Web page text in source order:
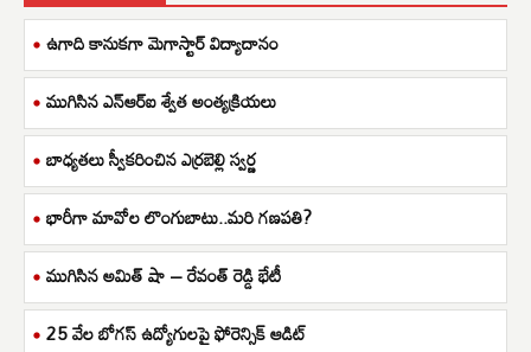
ఉగాది కానుకగా మెగాస్టార్ విద్యాదానం
ముగిసిన ఎన్ఆర్ఐ శ్వేత అంత్యక్రియలు
బాధ్యతలు స్వీకరించిన ఎర్రబెల్లి స్వర్ణ
భారీగా మావోల లొంగుబాటు..మరి గణపతి?
ముగిసిన అమిత్ షా – రేవంత్ రెడ్డి భేటీ
25 వేల బోగస్ ఉద్యోగులపై ఫోరెన్సిక్ ఆడిట్